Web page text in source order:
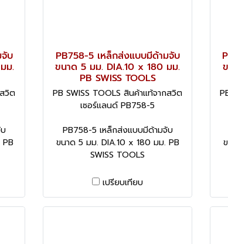
บ
ม.
วิต
PB758-5 เหล็กส่งแบบมีด้ามจับ
ขนาด 5 มม. DIA.10 x 180 มม.
PB SWISS TOOLS
PB SWISS TOOLS สินค้าแท้จากสวิต
เซอร์แลนด์ PB758-5
PB758-5 เหล็กส่งแบบมีด้ามจับ
ขนาด 5 มม. DIA.10 x 180 มม. PB
SWISS TOOLS
เปรียบเทียบ